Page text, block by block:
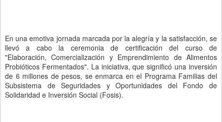
En una emotiva jornada marcada por la alegría y la satisfacción, se
llevó a cabo la ceremonia de certificación del curso de
"Elaboración, Comercialización y Emprendimiento de Alimentos
Probióticos Fermentados". La iniciativa, que significó una inversión
de 6 millones de pesos, se enmarca en el Programa Familias del
Subsistema de Seguridades y Oportunidades del Fondo de
Solidaridad e Inversión Social (Fosis).